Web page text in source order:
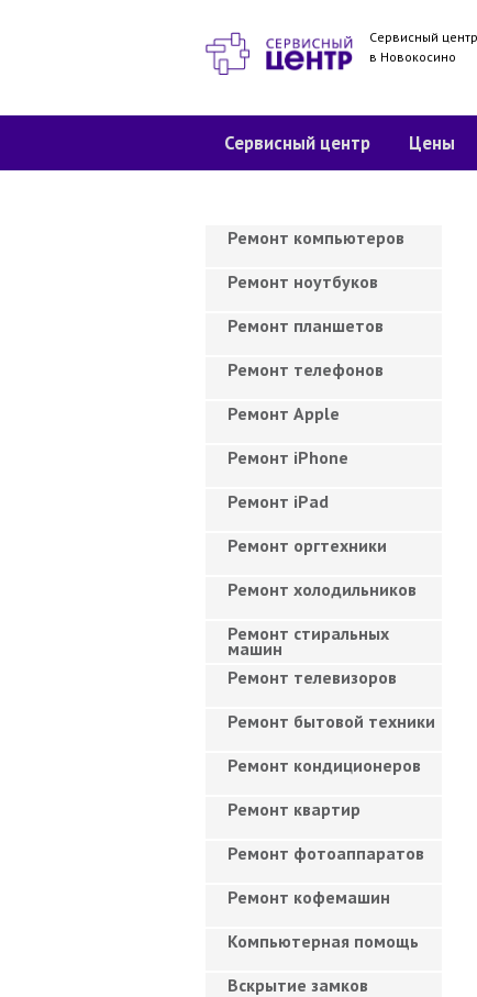
Сервисный
в Новокосино
Сервисный центр Цены
Ремонт компьютеров
Ремонт ноутбуков
Ремонт планшетов
Ремонт телефонов
Ремонт Apple
Ремонт iPhone
Ремонт iPad
Ремонт оргтехники
Ремонт холодильников
Ремонт стиральных
машин
Ремонт телевизоров
Ремонт бытовой техники
Ремонт кондиционеров
Ремонт квартир
Ремонт фотоаппаратов
Ремонт кофемашин
Компьютерная помощь
Вскрытие замков